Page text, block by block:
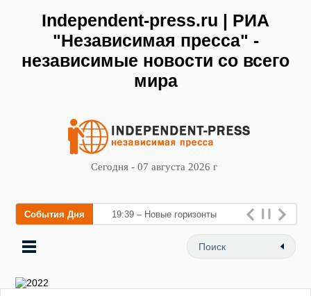
Independent-press.ru | РИА
"Независимая пресса" -
независимые новости со всего
мира
Сегодня - 07 августа 2026 г
События Дня 19:39 – Новые горизонты
флебологии: в Москве
открылся «Городской центр